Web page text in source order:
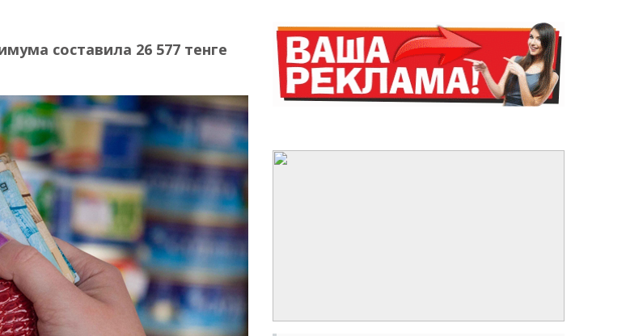
составила 26 577 тенге